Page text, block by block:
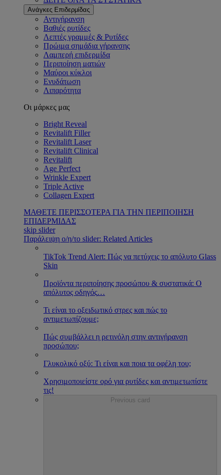
Ανάγκες Επιδερμίδας
Αντιγήρανση
Βαθιές ρυτίδες
Λεπτές γραμμές & Ρυτίδες
Πρώιμα σημάδια γήρανσης
Λαμπερή επιδερμίδα
Περιποίηση ματιών
Μαύροι κύκλοι
Ενυδάτωση
Λιπαρότητα
Οι μάρκες μας
Bright Reveal
Revitalift Filler
Revitalift Laser
Revitalift Clinical
Revitalift
Age Perfect
Wrinkle Expert
Triple Active
Collagen Expert
ΜΑΘΕΤΕ ΠΕΡΙΣΣΟΤΕΡΑ ΓΙΑ ΤΗΝ ΠΕΡΙΠΟΙΗΣΗ
ΕΠΙΔΕΡΜΙΔΑΣ
skip slider
Παράλειψη ο/η/το slider: Related Articles
TikTok Trend Alert: Πώς να πετύχεις το απόλυτο Glass
Skin
Προϊόντα περιποίησης προσώπου & συστατικά: Ο
απόλυτος οδηγός…
Τι είναι το οξειδωτικό στρες και πώς το
αντιμετωπίζουμε;
Πώς συμβάλλει η ρετινόλη στην αντιγήρανση
προσώπου;
Γλυκολικό οξύ: Τι είναι και ποια τα οφέλη του;
Χρησιμοποιείστε ορό για ρυτίδες και αντιμετωπίστε
τις!
Previous card